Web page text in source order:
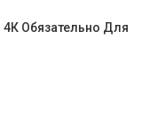
Обязательно Для